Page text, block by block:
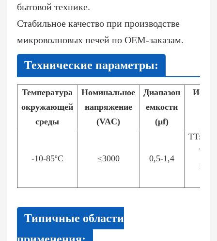
бытовой технике.
Стабильное качество при производстве
микроволновых печей по OEM-заказам.
Технические параметры:
Температура
окружающей
среды
Номинальное
напряжение
(VAC)
Диапазон
емкости
(μf)
-10-85ºC ≤3000 0,5-1,4
Типичные области